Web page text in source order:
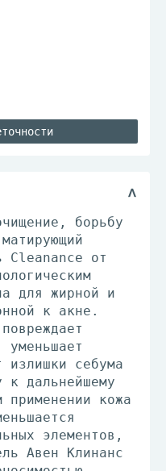
борьбу
Cleanance от
для жирной и
к акне.
уменьшает
излишки себума
к дальнейшему
применении кожа
элементов,
Авен Клинанс